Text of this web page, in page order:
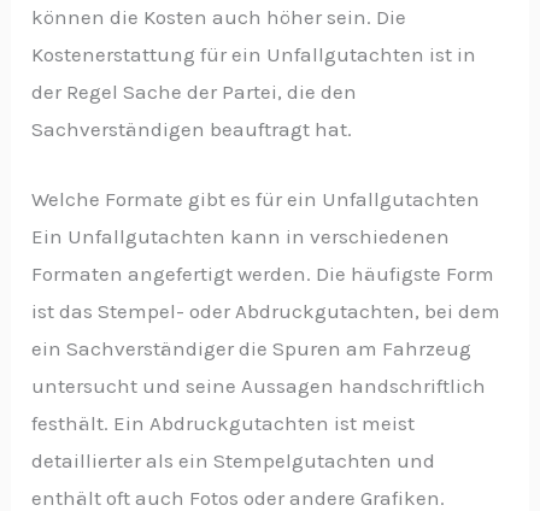
können die Kosten auch höher sein. Die
Kostenerstattung für ein Unfallgutachten ist in
der Regel Sache der Partei, die den
Sachverständigen beauftragt hat.
Welche Formate gibt es für ein Unfallgutachten
Ein Unfallgutachten kann in verschiedenen
Formaten angefertigt werden. Die häufigste Form
ist das Stempel- oder Abdruckgutachten, bei dem
ein Sachverständiger die Spuren am Fahrzeug
untersucht und seine Aussagen handschriftlich
festhält. Ein Abdruckgutachten ist meist
detaillierter als ein Stempelgutachten und
enthält oft auch Fotos oder andere Grafiken.